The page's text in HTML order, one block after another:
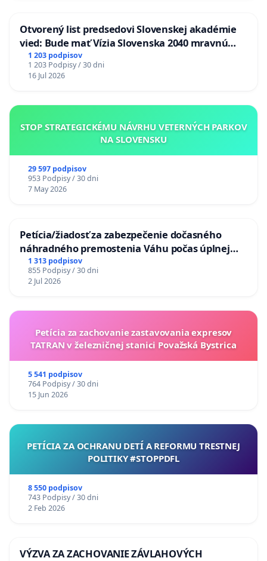
Otvorený list predsedovi Slovenskej akadémie
vied: Bude mať Vízia Slovenska 2040 mravnú
chrbticu?
1 203 podpisov
1 203 Podpisy / 30 dni
16 Jul 2026
STOP STRATEGICKÉMU NÁVRHU VETERNÝCH PARKOV
NA SLOVENSKU
29 597 podpisov
953 Podpisy / 30 dni
7 May 2026
Petícia/žiadosť za zabezpečenie dočasného
náhradného premostenia Váhu počas úplnej
uzávery Vážskeho mosta v Komárne
1 313 podpisov
855 Podpisy / 30 dni
2 Jul 2026
Petícia za zachovanie zastavovania expresov
TATRAN v železničnej stanici Považská Bystrica
5 541 podpisov
764 Podpisy / 30 dni
15 Jun 2026
PETÍCIA ZA OCHRANU DETÍ A REFORMU TRESTNEJ
POLITIKY #STOPPDFL
8 550 podpisov
743 Podpisy / 30 dni
2 Feb 2026
VÝZVA ZA ZACHOVANIE ZÁVLAHOVÝCH